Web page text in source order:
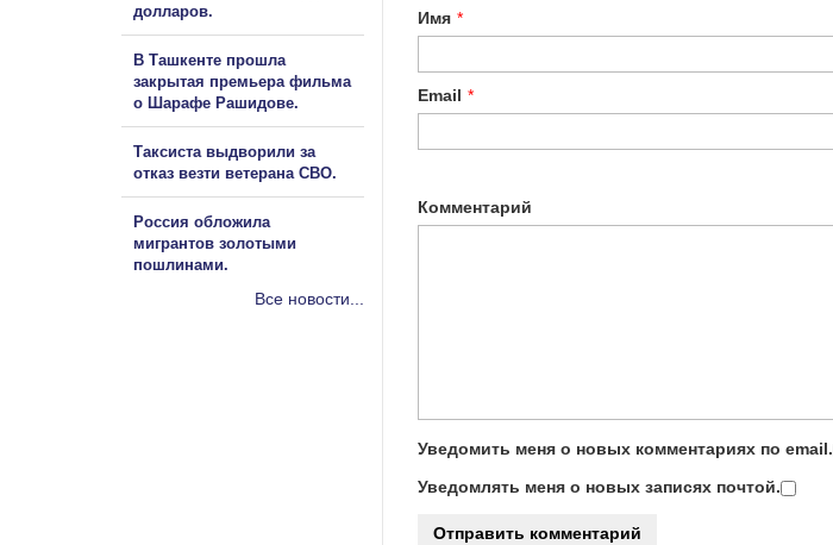
Имя *
Email *
Комментарий
Уведомить меня о новых комментариях по email.
Уведомлять меня о новых записях почтой.
долларов.
В Ташкенте прошла
закрытая премьера фильма
о Шарафе Рашидове.
Таксиста выдворили за
отказ везти ветерана СВО.
Россия обложила
мигрантов золотыми
пошлинами.
Все новости...